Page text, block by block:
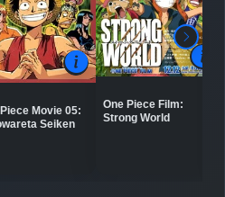
Movie 05:
Seiken
One Piece Film:
Strong World